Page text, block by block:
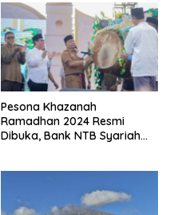
Pesona Khazanah
Ramadhan 2024 Resmi
Dibuka, Bank NTB Syariah